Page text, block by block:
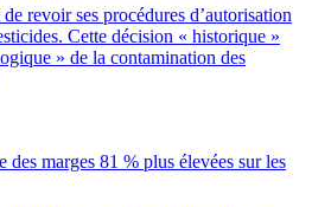
revoir ses procédures d’autorisation
Cette décision « historique »
» de la contamination des
marges 81 % plus élevées sur les